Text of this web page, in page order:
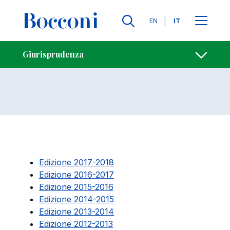
Lingue
EN IT
Giurisprudenza
Briciole di pane
Archivio
Edizione 2017-2018
Edizione 2016-2017
Edizione 2015-2016
Edizione 2014-2015
Edizione 2013-2014
Edizione 2012-2013